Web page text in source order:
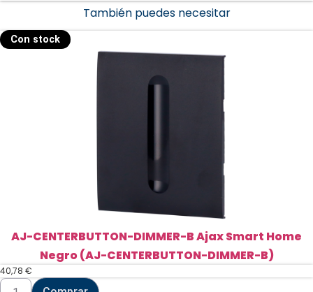
También puedes necesitar
Con stock
AJ-CENTERBUTTON-DIMMER-B Ajax Smart Home
Negro (AJ-CENTERBUTTON-DIMMER-B)
40,78 €
AJ-